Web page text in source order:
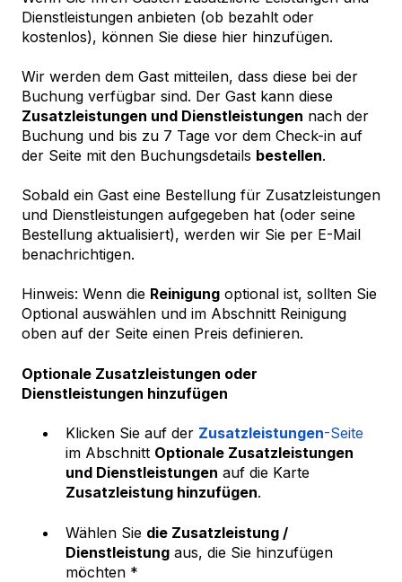
Dienstleistungen anbieten (ob bezahlt oder
kostenlos), können Sie diese hier hinzufügen.
Wir werden dem Gast mitteilen, dass diese bei der
Buchung verfügbar sind. Der Gast kann diese
Zusatzleistungen und Dienstleistungen nach der
Buchung und bis zu 7 Tage vor dem Check-in auf
der Seite mit den Buchungsdetails bestellen.
Sobald ein Gast eine Bestellung für Zusatzleistungen
und Dienstleistungen aufgegeben hat (oder seine
Bestellung aktualisiert), werden wir Sie per E-Mail
benachrichtigen.
Hinweis: Wenn die Reinigung optional ist, sollten Sie
Optional auswählen und im Abschnitt Reinigung
oben auf der Seite einen Preis definieren.
Optionale Zusatzleistungen oder
Dienstleistungen hinzufügen
Klicken Sie auf der Zusatzleistungen-Seite
im Abschnitt Optionale Zusatzleistungen
und Dienstleistungen auf die Karte
Zusatzleistung hinzufügen.
Wählen Sie die Zusatzleistung /
Dienstleistung aus, die Sie hinzufügen
möchten *